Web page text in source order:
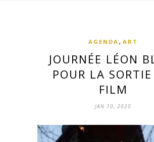
AGENDA , ART
JOURNÉE LÉON
POUR LA
FILM
JAN 10, 2020